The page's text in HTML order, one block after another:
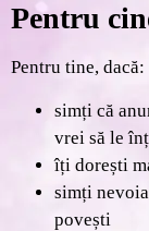
Pentru
Pentru tine, dacă:
simți că
vrei să le
îți dorești
simți
povești